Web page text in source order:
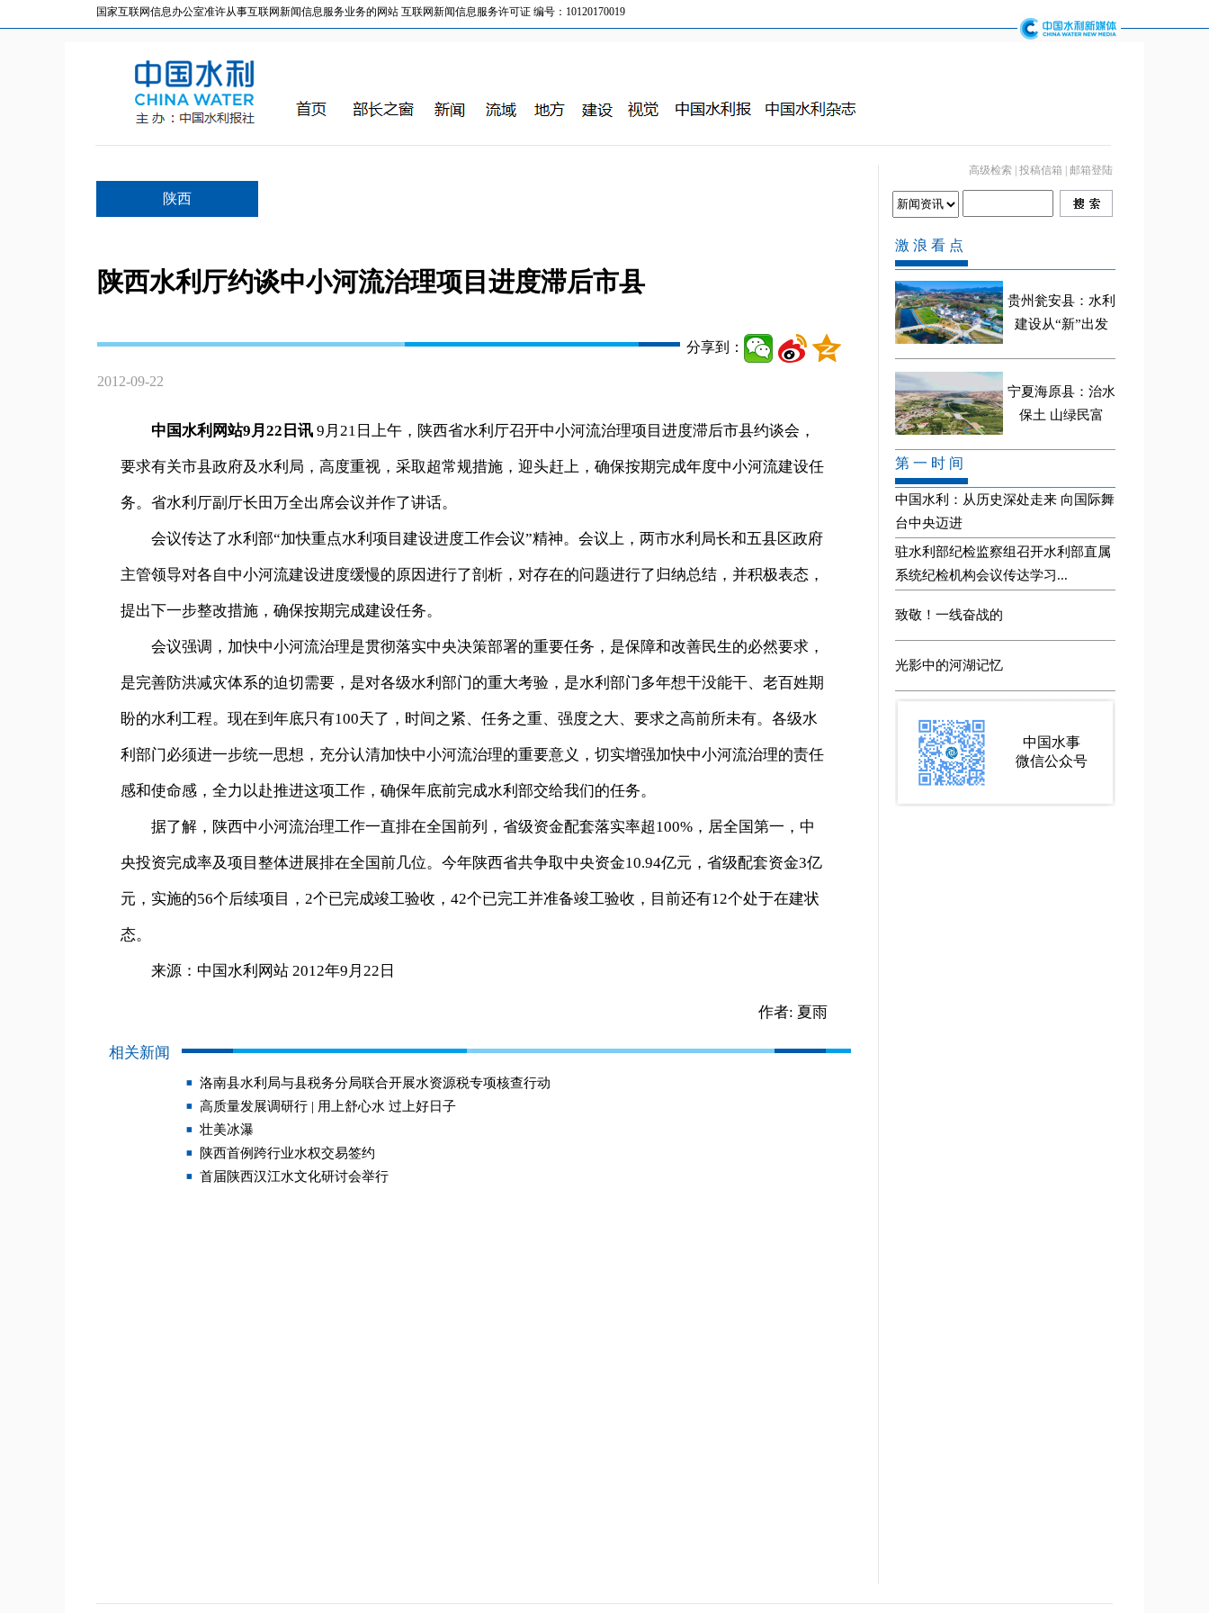
国家互联网信息办公室准许从事互联网新闻信息服务业务的网站 互联网新闻信息服务许可证 编号：10120170019
陕西
高级检索 投稿信箱 邮箱登陆
陕西水利厅约谈中小河流治理项目进度滞后市县
分享到：
2012-09-22
中国水利网站9月22日讯 9月21日上午，陕西省水利厅召开中小河流治理项目进度滞后市县约谈会，
要求有关市县政府及水利局，高度重视，采取超常规措施，迎头赶上，确保按期完成年度中小河流建设任
务。省水利厅副厅长田万全出席会议并作了讲话。
会议传达了水利部“加快重点水利项目建设进度工作会议”精神。会议上，两市水利局长和五县区政府
主管领导对各自中小河流建设进度缓慢的原因进行了剖析，对存在的问题进行了归纳总结，并积极表态，
提出下一步整改措施，确保按期完成建设任务。
会议强调，加快中小河流治理是贯彻落实中央决策部署的重要任务，是保障和改善民生的必然要求，
是完善防洪减灾体系的迫切需要，是对各级水利部门的重大考验，是水利部门多年想干没能干、老百姓期
盼的水利工程。现在到年底只有100天了，时间之紧、任务之重、强度之大、要求之高前所未有。各级水
利部门必须进一步统一思想，充分认清加快中小河流治理的重要意义，切实增强加快中小河流治理的责任
感和使命感，全力以赴推进这项工作，确保年底前完成水利部交给我们的任务。
据了解，陕西中小河流治理工作一直排在全国前列，省级资金配套落实率超100%，居全国第一，中
央投资完成率及项目整体进展排在全国前几位。今年陕西省共争取中央资金10.94亿元，省级配套资金3亿
元，实施的56个后续项目，2个已完成竣工验收，42个已完工并准备竣工验收，目前还有12个处于在建状
态。
来源：中国水利网站 2012年9月22日
作者: 夏雨
相关新闻
洛南县水利局与县税务分局联合开展水资源税专项核查行动
高质量发展调研行 | 用上舒心水 过上好日子
壮美冰瀑
陕西首例跨行业水权交易签约
首届陕西汉江水文化研讨会举行